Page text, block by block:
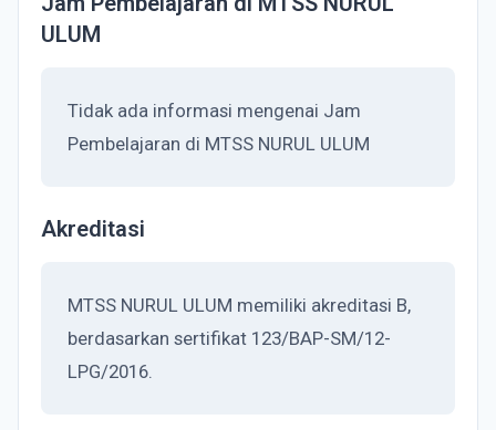
ULUM
Tidak ada informasi mengenai Jam
Pembelajaran di MTSS NURUL ULUM
Akreditasi
MTSS NURUL ULUM memiliki akreditasi B,
berdasarkan sertifikat 123/BAP-SM/12-
LPG/2016.